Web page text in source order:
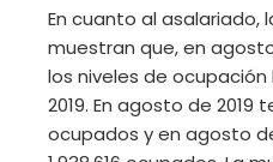
En cuanto al asalariado,
muestran que, en
los niveles de
2019. En agosto de 2019
ocupados y en agosto